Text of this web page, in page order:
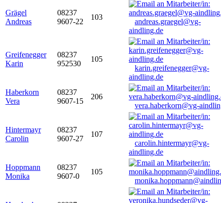
Grägel
Andreas
08237
9607-22
103
andreas.graegel@vg-
aindling.de
Greifenegger
Karin
08237
952530
105
karin.greifenegger@vg-
aindling.de
Haberkorn
Vera
08237
9607-15
206
vera.haberkorn@vg-
Hintermayr
Carolin
08237
9607-27
107
carolin.hintermayr@vg-
aindling.de
Hoppmann
Monika
08237
9607-0
105